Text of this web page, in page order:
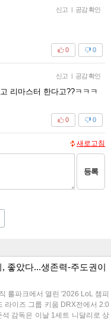
신고 | 공감 확인
0
0
신고 | 공감 확인
리마스터 한다고??ㅋㅋㅋ
0
0
새로고침
등록
좋았다...생존력-주도권이
롤파크에서 열린 '2026 LoL 챔피
라이즈 그룹 키움 DRX전에서 2:0
감독은 이날 1세트 니달리로 상
을 한타로 역전하고 운영으로 잘